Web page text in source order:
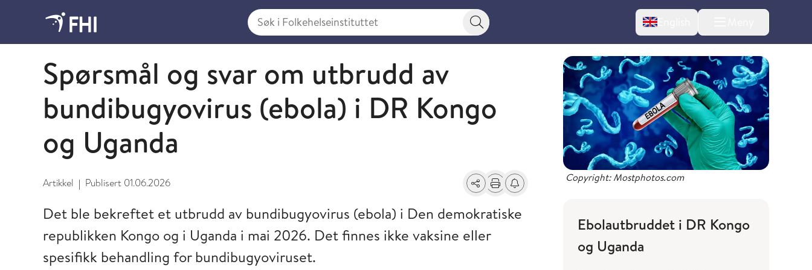
Søk i Folkehelseinstituttet
Søkeknapp English
Virale hemoragiske febersykdommer
Spørsmål og svar om utbrudd av
bundibugyovirus (ebola) i DR Kongo
og Uganda
Artikkel | Publisert 01.06.2026 Del Skriv utFå varsel om endringer
Det ble bekreftet et utbrudd av bundibugyovirus (ebola) i Den demokratiske
republikken Kongo og i Uganda i mai 2026. Det finnes ikke vaksine eller
spesifikk behandling for bundibugyoviruset.
Copyright: Mostphotos.com
Ebolautbruddet i DR Kongo
og Uganda